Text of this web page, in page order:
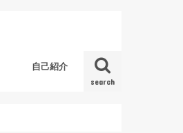
search
自己紹介